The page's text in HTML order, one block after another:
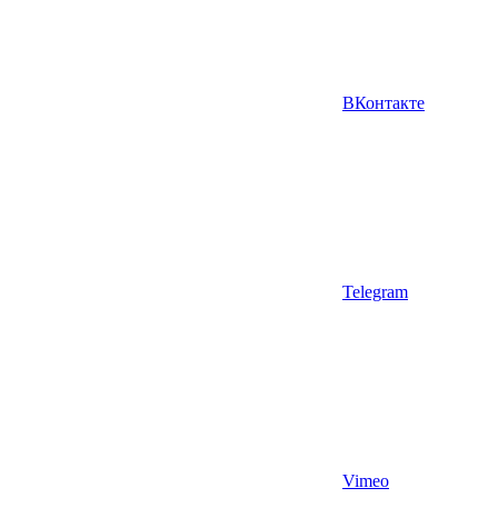
ВКонтакте
Telegram
Vimeo